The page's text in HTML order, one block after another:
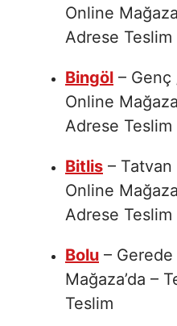
Online
Adrese Teslim
Bingöl – Genç
Online
Adrese Teslim
Bitlis –
Online
Adrese Teslim
Bolu –
Mağaza’da –
Teslim